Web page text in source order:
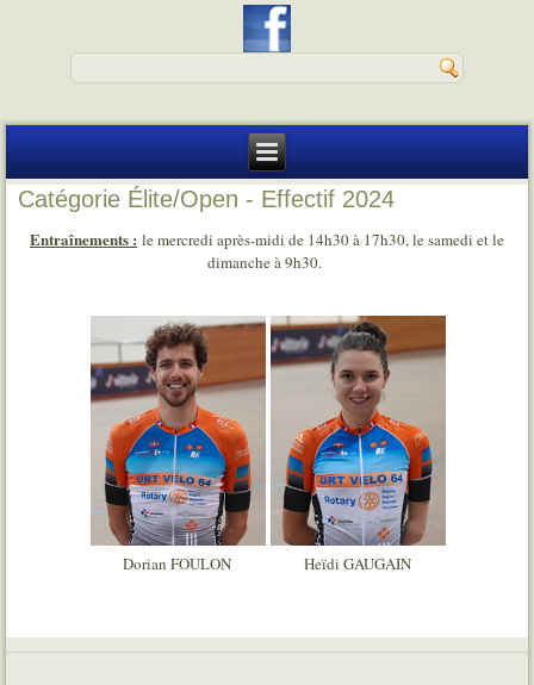
Catégorie Élite/Open - Effectif 2024
Entraînements : le mercredi après-midi de 14h30 à 17h30, le samedi et le
dimanche à 9h30.
Dorian FOULON Heïdi GAUGAIN